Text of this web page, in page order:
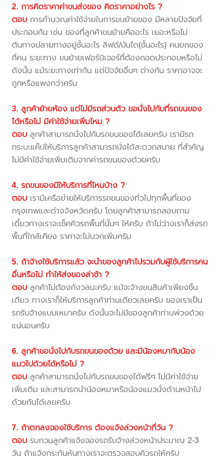
2. การคิดราคาค่าขนส่งของ คิดราคาอย่างไร ?
ตอบ การคำนวณค่าใช้จ่ายในการขนย้ายของ มีหลายปัจจัยที่
ประกอบกัน เช่น ของที่ลูกค้าขนย้ายคืออะไร เยอะหรือไม่
ต้นทางปลายทางอยู่ชั้นอะไร ลิฟต์/บันได(ชั้นอะไร) คนยกของ
กี่คน ระยะทาง ขนย้ายเฟอร์นิเจอร์ที่ต้องถอดประกอบหรือไม่
ดังนั้น แม้ระยะทางเท่ากัน แต่ปัจจัยอื่นๆ ต่างกัน ราคาอาจจะ
ถูกหรือแพงกว่าครับ
3. ลูกค้าย้ายห้อง แต่ไม่มีรถส่วนตัว ขอนั่งไปกับที่รถขนของ
ได้หรือไม่ มีค่าใช้จ่ายเพิ่มไหม ?
ตอบ ลูกค้าสามารถนั่งไปกับรถขนของได้เลยครับ เรามีรถ
กระบะแค๊ปให้บริการลูกค้าสามารถนั่งได้สะดวกสบาย ที่สำคัญ
ไม่มีค่าใช้จ่ายเพิ่มเติมจากค่ารถขนของด้วยครับ
4. รถขนของมีให้บริการที่ไหนบ้าง ?
ตอบ เรามีเครือข่ายให้บริการรถขนของทั่วไปทุกพื้นที่ของ
กรุงเทพและต่างจังหวัดครับ โดยลูกค้าสามารถสอบถาม
เดี๋ยวทางเราจะเช็คคิวรถพื้นที่นั้นๆ ให้ครับ ถ้าไม่ว่างเราก็ส่งรถ
พื้นที่ใกล้เคียง ราคาจะไม่บวกเพิ่มครับ
5. ถ้าจ้างใช้บริการแล้ว จะนำของลูกค้าไปรวมกับผู้ใช้บริการคน
อื่นหรือไม่ ทำให้ส่งของล่าช้า ?
ตอบ ลูกค้าไม่ต้องกังวลนะครับ แม้จะจ้างขนสินค้าเพียงชิ้น
เดียว ทางเราก็ให้บริการลูกค้าท่านเดียวเลยครับ ของเราเป็น
รถรับจ้างแบบเหมาครับ ดังนั้นจะไม่มีของลูกค้าท่านพ่วงด้วย
แน่นอนครับ
6. ลูกค้าขอนั่งไปกับรถขนของด้วย และมีน้องหมากับน้อง
แมวไปด้วยได้หรือไม่ ?
ตอบ ลูกค้าสามารถนั่งไปกับรถขนของได้ฟรีๆ ไม่มีค่าใช้จ่าย
เพิ่มเติม และสามารถนำน้องหมาหรือน้องแมวนั่งด้านหน้าไป
ด้วยกันได้เลยครับ
7. ถ้าตกลงจองใช้บริการ ต้องแจ้งล่วงหน้ากี่วัน ?
ตอบ รบกวนลูกค้าแจ้งจองรถรับจ้างล่วงหน้าประมาณ 2-3
วัน ถ้าแจ้งกระทันหันทางเราจะตรวจสอบคิวรถให้ครับ